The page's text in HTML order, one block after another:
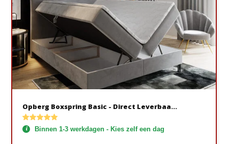
Opberg Boxspring Basic - Direct Leverbaa...
Binnen 1-3 werkdagen - Kies zelf een dag